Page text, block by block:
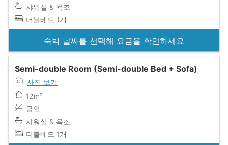
샤워실 & 욕조
더블베드 1개
숙박 날짜를 선택해 요금을 확인하세요
Semi-double Room (Semi-double Bed + Sofa)
사진 보기
12m²
금연
샤워실 & 욕조
더블베드 1개